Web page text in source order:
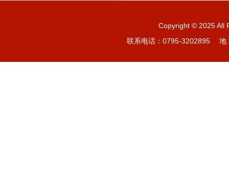
Copyright © 2025 All
联系电话：0795-3202895 地